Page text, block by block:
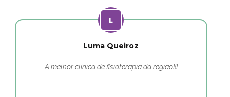
Luma Queiroz
A melhor clínica de fisioterapia da região!!!